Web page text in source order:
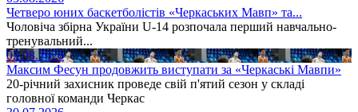
Четверо юних баскетболістів «Черкаських Мавп» та...
Чоловіча збірна України U-14 розпочала перший навчально-
тренувальний...
02.08.2026
Максим Фесун продовжить виступати за «Черкаські Мавпи»
20-річний захисник проведе свій п'ятий сезон у складі
головної команди Черкас